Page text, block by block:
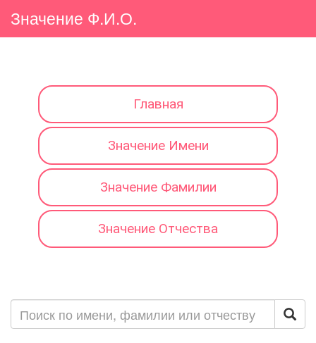
Значение Ф.И.О.
Главная
Значение Имени
Значение Фамилии
Значение Отчества